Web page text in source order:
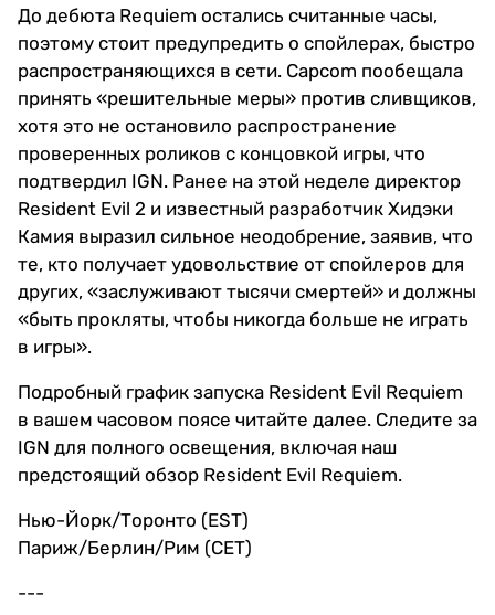
До дебюта Requiem остались считанные часы,
поэтому стоит предупредить о спойлерах, быстро
распространяющихся в сети. Capcom пообещала
принять «решительные меры» против сливщиков,
хотя это не остановило распространение
проверенных роликов с концовкой игры, что
подтвердил IGN. Ранее на этой неделе директор
Resident Evil 2 и известный разработчик Хидэки
Камия выразил сильное неодобрение, заявив, что
те, кто получает удовольствие от спойлеров для
других, «заслуживают тысячи смертей» и должны
«быть прокляты, чтобы никогда больше не играть
в игры».
Подробный график запуска Resident Evil Requiem
в вашем часовом поясе читайте далее. Следите за
IGN для полного освещения, включая наш
предстоящий обзор Resident Evil Requiem.
Нью-Йорк/Торонто (EST)
Париж/Берлин/Рим (CET)
---